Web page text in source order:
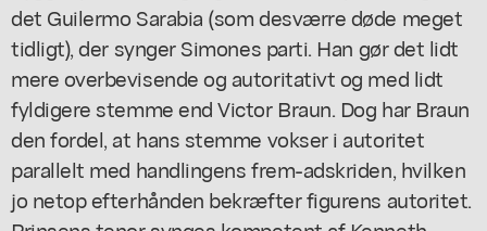
det Guilermo Sarabia (som desværre døde meget
tidligt), der synger Simones parti. Han gør det lidt
mere overbevisende og autoritativt og med lidt
fyldigere stemme end Victor Braun. Dog har Braun
den fordel, at hans stemme vokser i autoritet
parallelt med handlingens frem-adskriden, hvilken
jo netop efterhånden bekræfter figurens autoritet.